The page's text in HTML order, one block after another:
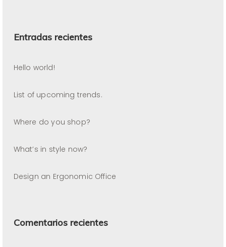
Entradas recientes
Hello world!
List of upcoming trends.
Where do you shop?
What’s in style now?
Design an Ergonomic Office
Comentarios recientes